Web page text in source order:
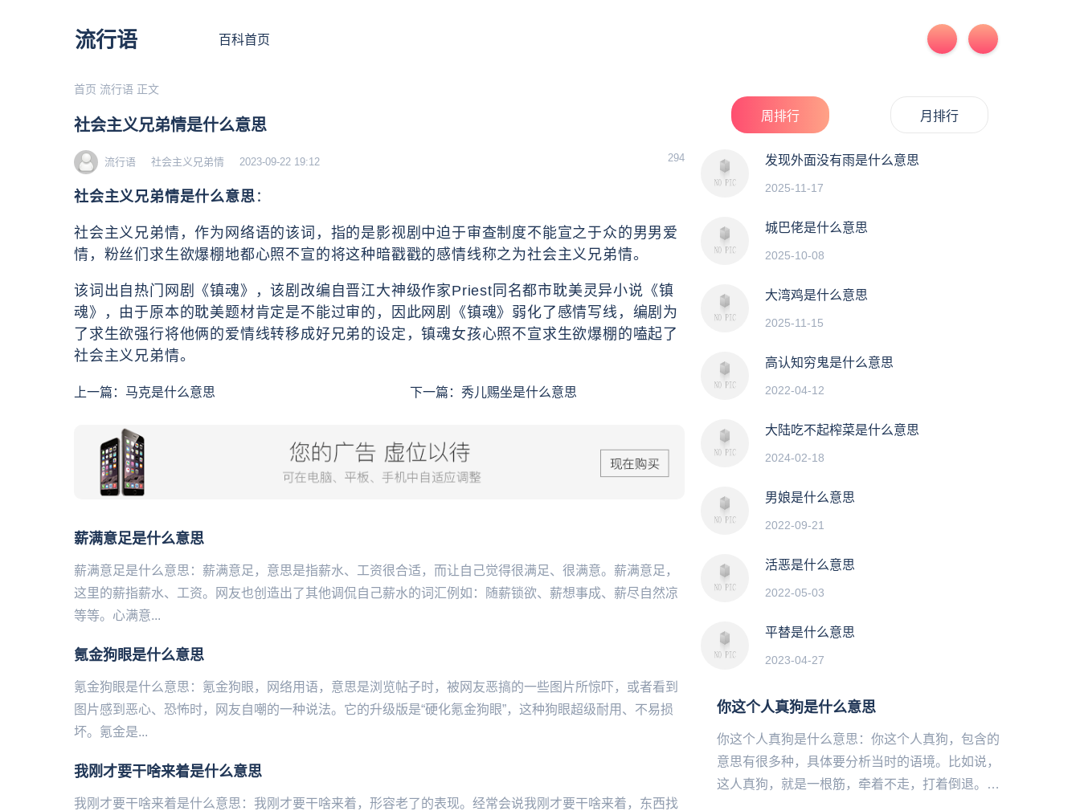
流行语 百科首页
首页 流行语 正文
社会主义兄弟情是什么意思
流行语 社会主义兄弟情 2023-09-22 19:12 294
社会主义兄弟情是什么意思 ：
社会主义兄弟情，作为网络语的该词，指的是影视剧中迫于审查制度不能宣之于众的男男爱
情，粉丝们求生欲爆棚地都心照不宣的将这种暗戳戳的感情线称之为社会主义兄弟情。
该词出自热门网剧《镇魂》，该剧改编自晋江大神级作家Priest同名都市耽美灵异小说《镇
魂》，由于原本的耽美题材肯定是不能过审的，因此网剧《镇魂》弱化了感情写线，编剧为
了求生欲强行将他俩的爱情线转移成好兄弟的设定，镇魂女孩心照不宣求生欲爆棚的嗑起了
社会主义兄弟情。
上一篇： 马克是什么意思 下一篇： 秀儿赐坐是什么意思
薪满意足是什么意思
薪满意足是什么意思：薪满意足，意思是指薪水、工资很合适，而让自己觉得很满足、很满意。薪满意足，
这里的薪指薪水、工资。网友也创造出了其他调侃自己薪水的词汇例如：随薪锁欲、薪想事成、薪尽自然凉
等等。心满意...
氪金狗眼是什么意思
氪金狗眼是什么意思：氪金狗眼，网络用语，意思是浏览帖子时，被网友恶搞的一些图片所惊吓，或者看到
图片感到恶心、恐怖时，网友自嘲的一种说法。它的升级版是“硬化氪金狗眼”，这种狗眼超级耐用、不易损
坏。氪金是...
我刚才要干啥来着是什么意思
我刚才要干啥来着是什么意思：我刚才要干啥来着，形容老了的表现。经常会说我刚才要干啥来着，东西找
周排行 月排行
发现外面没有雨是什么意思
2025-11-17
城巴佬是什么意思
2025-10-08
大湾鸡是什么意思
2025-11-15
高认知穷鬼是什么意思
2022-04-12
大陆吃不起榨菜是什么意思
2024-02-18
男娘是什么意思
2022-09-21
活恶是什么意思
2022-05-03
平替是什么意思
2023-04-27
你这个人真狗是什么意思
你这个人真狗是什么意思：你这个人真狗，包含的
意思有很多种，具体要分析当时的语境。比如说，
这人真狗，就是一根筋，牵着不走，打着倒退。比